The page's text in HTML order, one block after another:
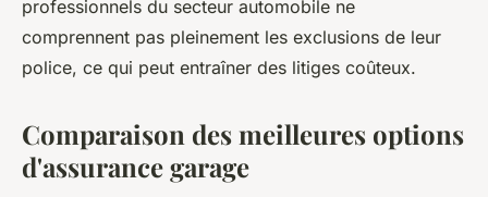
professionnels du secteur automobile ne
comprennent pas pleinement les exclusions de leur
police, ce qui peut entraîner des litiges coûteux.
Comparaison des meilleures options
d'assurance garage